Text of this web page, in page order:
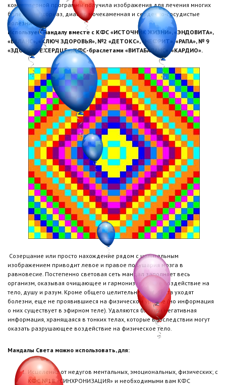
компьютерной программы получила изображения для лечения многих
болезней (псориаз, диабет, мочекаменная и сердечно-сосудистые
болезни и др).
Используем мандалу вместе с КФС «ИСТОЧНИК ЖИЗНИ», «ЭНДОВИТА»,
«БАЛАНС», «КЛЮЧ ЗДОРОВЬЯ», №2 «ДЕТОКС», «НЕФРИТ», «РАПА», № 9
«ЗДОРОВОЕ СЕРДЦЕ», КФС-браслетами «ВИТАБАЛАНС», «КАРДИО».
Созерцание или просто нахождение рядом с целительным
изображением приводит левое и правое полушария мозга в
равновесие. Постепенно световая сеть мандал заполняет весь
организм, оказывая очищающее и гармонизирующее воздействие на
тело, душу и разум. Кроме общего целительного эффекта уходят
болезни, еще не проявившиеся на физическом уровне (но информация
о них существует в эфирном теле). Удаляются блоки и негативная
информация, хранящаяся в тонких телах, которые впоследствии могут
оказать разрушающее воздействие на физическое тело.
Мандалы Света можно использовать, для:
Исцеления от недугов ментальных, эмоциональных, физических; с
КФС №18 «СИНХРОНИЗАЦИЯ» и необходимыми вам КФС